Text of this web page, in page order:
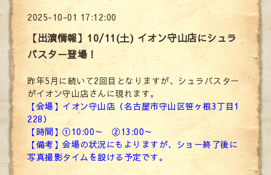
2025-10-01 17:12:00
【出演情報】10/11(土) イオン守山店にシュラ
バスター登場！
昨年5月に続いて2回目となりますが、シュラバスター
がイオン守山店さんに現れます。
【会場】イオン守山店（名古屋市守山区笹ヶ根3丁目1
228）
【時間】①10:00～ ②13:00～
【備考】会場の状況にもよりますが、ショー終了後に
写真撮影タイムを設ける予定です。